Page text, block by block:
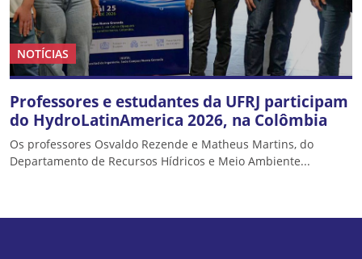
NOTÍCIAS
Professores e estudantes da UFRJ participam
do HydroLatinAmerica 2026, na Colômbia
Os professores Osvaldo Rezende e Matheus Martins, do
Departamento de Recursos Hídricos e Meio Ambiente...